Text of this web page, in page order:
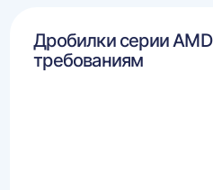
Дробилки серии
требованиям